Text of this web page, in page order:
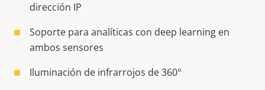
dirección IP
Soporte para analíticas con deep learning en
ambos sensores
Iluminación de infrarrojos de 360°